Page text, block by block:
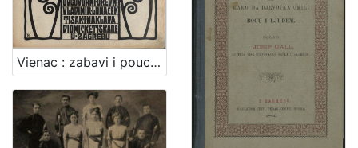
Vienac : zabavi i pouci : nova serija / odgovorni urednik Vladimir Lunaček